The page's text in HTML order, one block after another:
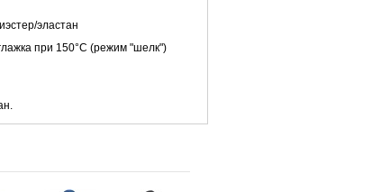
эластан
при 150°C (режим "шелк")